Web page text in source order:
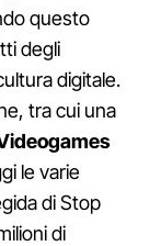
questo
degli
digitale.
tra cui una
le varie
di Stop
di